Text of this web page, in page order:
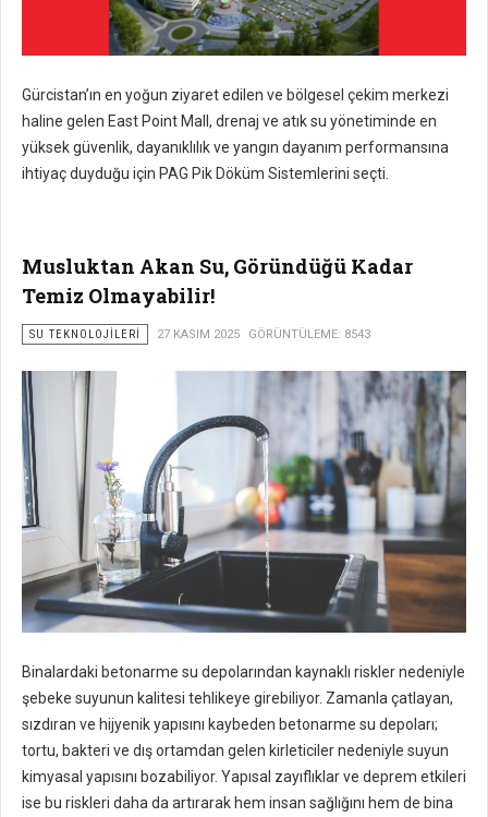
Gürcistan’ın en yoğun ziyaret edilen ve bölgesel çekim merkezi
haline gelen East Point Mall, drenaj ve atık su yönetiminde en
yüksek güvenlik, dayanıklılık ve yangın dayanım performansına
ihtiyaç duyduğu için PAG Pik Döküm Sistemlerini seçti.
Musluktan Akan Su, Göründüğü Kadar
Temiz Olmayabilir!
SU TEKNOLOJILERI 27 KASIM 2025 GÖRÜNTÜLEME: 8543
Binalardaki betonarme su depolarından kaynaklı riskler nedeniyle
şebeke suyunun kalitesi tehlikeye girebiliyor. Zamanla çatlayan,
sızdıran ve hijyenik yapısını kaybeden betonarme su depoları;
tortu, bakteri ve dış ortamdan gelen kirleticiler nedeniyle suyun
kimyasal yapısını bozabiliyor. Yapısal zayıflıklar ve deprem etkileri
ise bu riskleri daha da artırarak hem insan sağlığını hem de bina